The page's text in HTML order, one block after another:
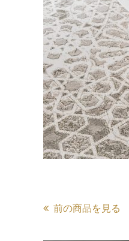
前の商品を見る